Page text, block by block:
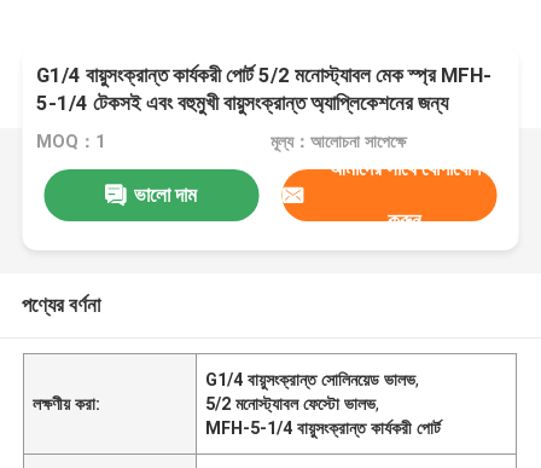
G1/4 বায়ুসংক্রান্ত কার্যকরী পোর্ট 5/2 মনোস্ট্যাবল মেক স্প্র MFH-
5-1/4 টেকসই এবং বহুমুখী বায়ুসংক্রান্ত অ্যাপ্লিকেশনের জন্য
MOQ：1 মূল্য：আলোচনা সাপেক্ষে
ভালো দাম
আমাদের সাথে যোগাযোগ
করুন
পণ্যের বর্ণনা
লক্ষণীয় করা:
G1/4 বায়ুসংক্রান্ত সোলিনয়েড ভালভ,
5/2 মনোস্ট্যাবল ফেস্টো ভালভ,
MFH-5-1/4 বায়ুসংক্রান্ত কার্যকরী পোর্ট